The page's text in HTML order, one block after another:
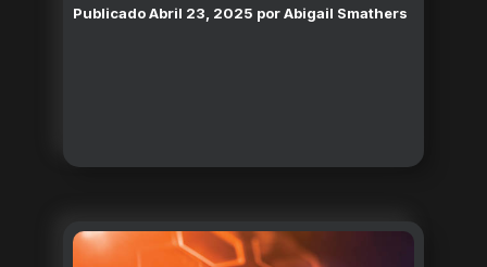
PublicadoAbril 23, 2025 porAbigail Smathers